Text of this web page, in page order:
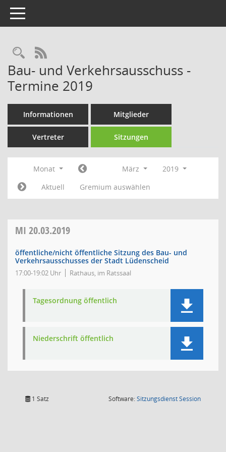
Toggle navigation
Rechercheauswahl
RSS-Feed
Bau- und Verkehrsausschuss -
Termine 2019
Informationen Mitglieder
Vertreter Sitzungen
Monat März
2019
Aktuell
Gremium auswählen
MI 20.03.2019
öffentliche/nicht öffentliche Sitzung des Bau- und
Verkehrsausschusses der Stadt Lüdenscheid
17:00-19:02 Uhr Rathaus, im Ratssaal
Tagesordnung öffentlich
Niederschrift öffentlich
1 Satz Software:SitzungsdienstSession(Wird in